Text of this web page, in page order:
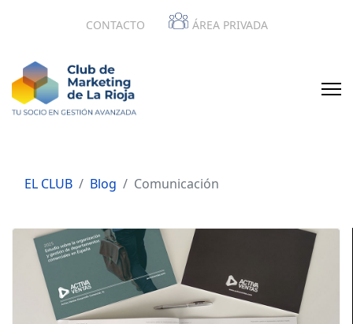
CONTACTO ÁREA PRIVADA
EL CLUB Blog Comunicación